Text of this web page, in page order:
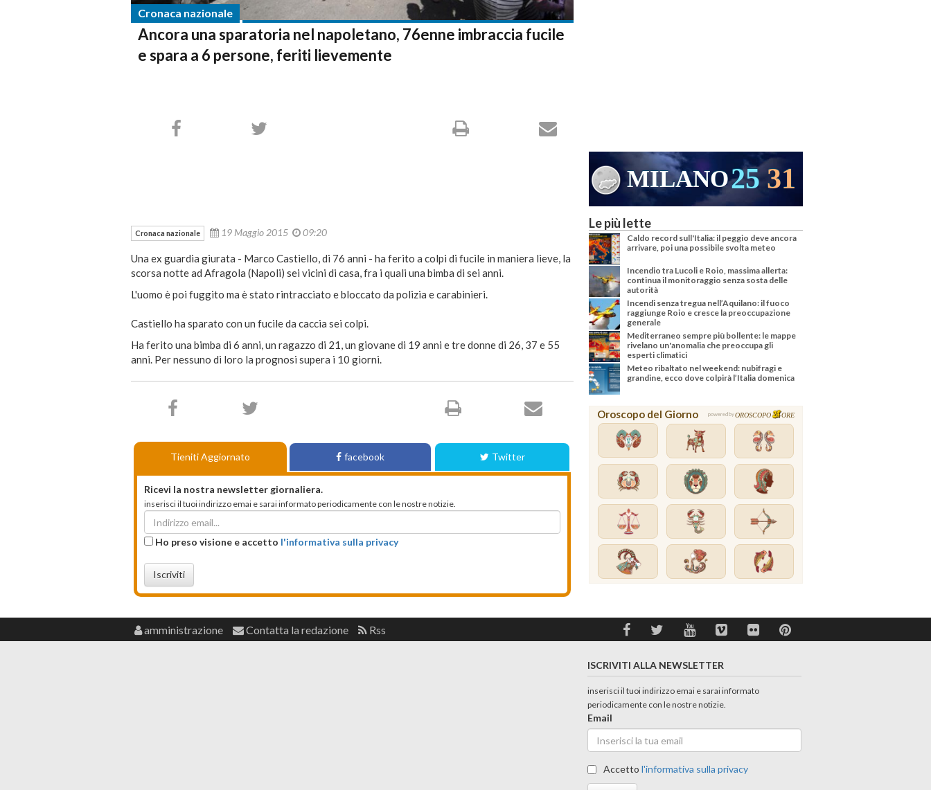
Cronaca nazionale
Ancora una sparatoria nel napoletano, 76enne imbraccia fucile
e spara a 6 persone, feriti lievemente
MILANO25 31
Cronaca nazionale 19 Maggio 2015 09:20
Una ex guardia giurata - Marco Castiello, di 76 anni - ha ferito a colpi di fucile in maniera lieve, la
scorsa notte ad Afragola (Napoli) sei vicini di casa, fra i quali una bimba di sei anni.
L'uomo è poi fuggito ma è stato rintracciato e bloccato da polizia e carabinieri.
Castiello ha sparato con un fucile da caccia sei colpi.
Ha ferito una bimba di 6 anni, un ragazzo di 21, un giovane di 19 anni e tre donne di 26, 37 e 55
anni. Per nessuno di loro la prognosi supera i 10 giorni.
Tieniti Aggiornato facebook Twitter
Ricevi la nostra newsletter giornaliera.
inserisci il tuoi indirizzo emai e sarai informato periodicamente con le nostre notizie.
Ho preso visione e accetto l'informativa sulla privacy
Iscriviti
Le più lette
Caldo record sull'Italia: il peggio deve ancora
arrivare, poi una possibile svolta meteo
Incendio tra Lucoli e Roio, massima allerta:
continua il monitoraggio senza sosta delle
autorità
Incendi senza tregua nell’Aquilano: il fuoco
raggiunge Roio e cresce la preoccupazione
generale
Mediterraneo sempre più bollente: le mappe
rivelano un'anomalia che preoccupa gli
esperti climatici
Meteo ribaltato nel weekend: nubifragi e
grandine, ecco dove colpirà l’Italia domenica
Oroscopo del Giorno powered byOROSCOPO ORE
amministrazione Contatta la redazione Rss
ISCRIVITI ALLA NEWSLETTER
inserisci il tuoi indirizzo emai e sarai informato
periodicamente con le nostre notizie.
Email
Accettol'informativa sulla privacy